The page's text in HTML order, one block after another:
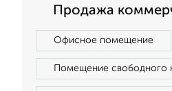
Продажа
Офисное помещение
Помещение свободного